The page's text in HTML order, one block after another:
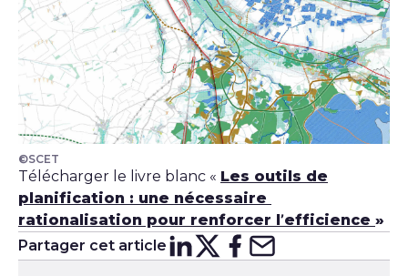
©SCET
Télécharger le livre blanc « Les outils de
planification : une nécessaire
rationalisation pour renforcer l’efficience »
Partager cet article
Partager sur
Partager surX
Partager
Partager